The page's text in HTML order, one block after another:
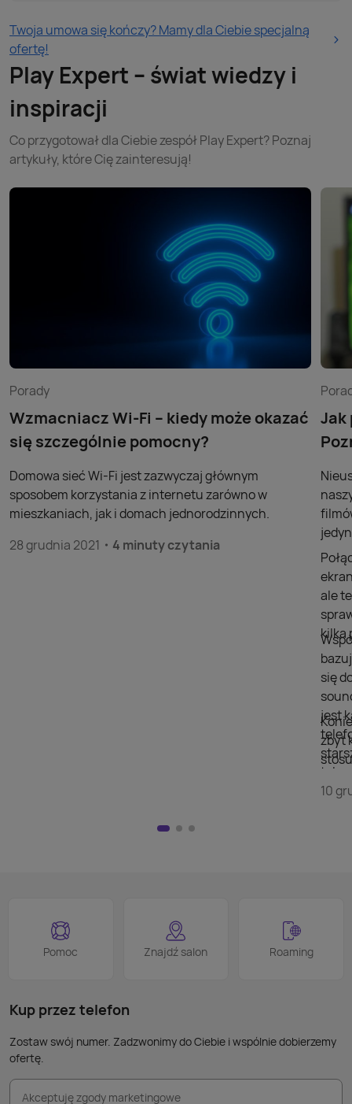
Twoja umowa się kończy? Mamy dla Ciebie specjalną
ofertę!
Play Expert – świat wiedzy i
inspiracji
Co przygotował dla Ciebie zespół Play Expert? Poznaj
artykuły, które Cię zainteresują!
Porady
Wzmacniacz Wi-Fi – kiedy może okazać
się szczególnie pomocny?
Domowa sieć Wi-Fi jest zazwyczaj głównym
sposobem korzystania z internetu zarówno w
mieszkaniach, jak i domach jednorodzinnych.
28 grudnia 2021
4 minuty czytania
Jak
ale
kilka
się
jest
zbyt
10
Pomoc Znajdź salon Roaming
Kup przez telefon
Zostaw swój numer. Zadzwonimy do Ciebie i wspólnie dobierzemy
ofertę.
Akceptuję zgody marketingowe